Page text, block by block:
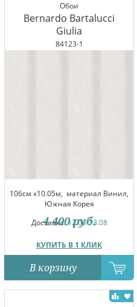
Обои
Bernardo Bartalucci
Giulia
84123-1
106см x10.05м, материал Винил,
Южная Корея
Доставка:12.08-13.08
КУПИТЬ В 1 КЛИК
4 400 руб.
В корзину